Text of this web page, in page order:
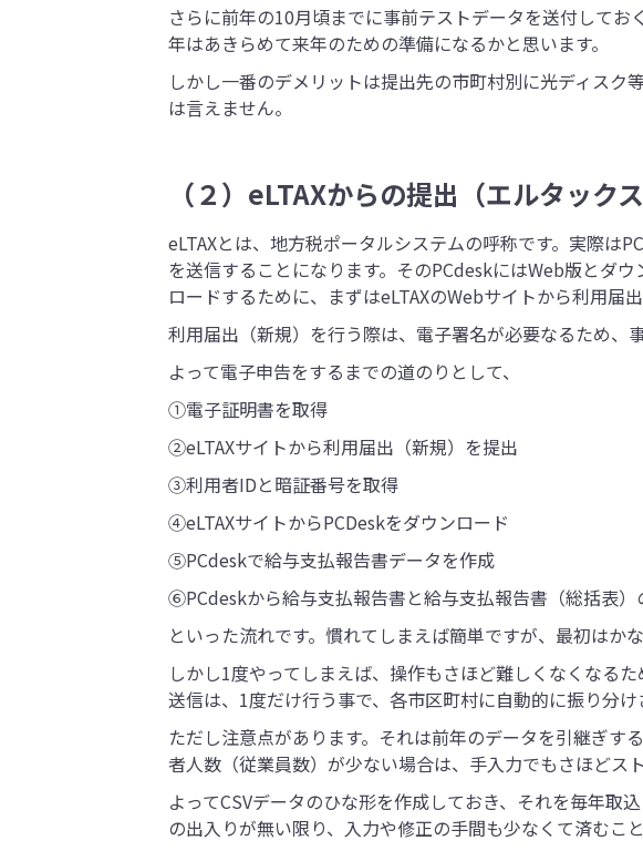
さらに前年の10月頃までに事前テストデータを送付して
年はあきらめて来年のための準備になるかと思います。
しかし一番のデメリットは提出先の市町村別に光ディス
は言えません。
（２）eLTAXからの提出（エルタックス
eLTAXとは、地方税ポータルシステムの呼称です。実際は
を送信することになります。そのPCdeskにはWeb版とダ
ロードするために、まずはeLTAXのWebサイトから利用届
利用届出（新規）を行う際は、電子署名が必要なるため、
よって電子申告をするまでの道のりとして、
①電子証明書を取得
②eLTAXサイトから利用届出（新規）を提出
③利用者IDと暗証番号を取得
④eLTAXサイトからPCDeskをダウンロード
⑤PCdeskで給与支払報告書データを作成
⑥PCdeskから給与支払報告書と給与支払報告書（総括表）
といった流れです。慣れてしまえば簡単ですが、最初はか
しかし1度やってしまえば、操作もさほど難しくなくなる
送信は、1度だけ行う事で、各市区町村に自動的に振り分
ただし注意点があります。それは前年のデータを引継ぎ
者人数（従業員数）が少ない場合は、手入力でもさほどス
よってCSVデータのひな形を作成しておき、それを毎年取
の出入りが無い限り、入力や修正の手間も少なくて済むこと